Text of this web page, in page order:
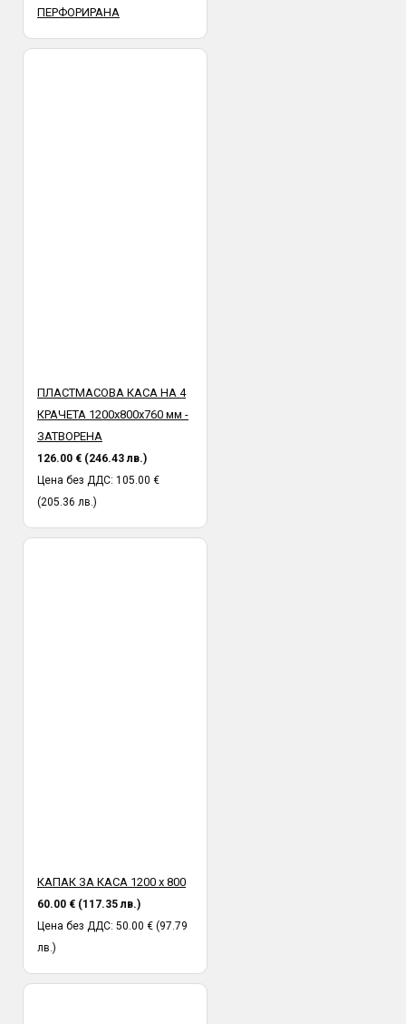
ПЕРФОРИРАНА
ПЛАСТМАСОВА КАСА НА 4
КРАЧЕТА 1200х800х760 мм -
ЗАТВОРЕНА
126.00 € (246.43 лв.)
Цена без ДДС: 105.00 €
(205.36 лв.)
КАПАК ЗА КАСА 1200 х 800
60.00 € (117.35 лв.)
Цена без ДДС: 50.00 € (97.79
лв.)